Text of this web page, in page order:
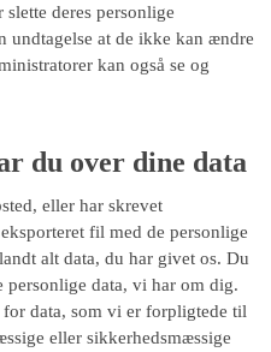
deres personlige
at de ikke kan ændre
kan også se og
du over dine data
eller har skrevet
fil med de personlige
alt data, du har givet os. Du
personlige data, vi har om dig.
data, som vi er forpligtede til
eller sikkerhedsmæssige